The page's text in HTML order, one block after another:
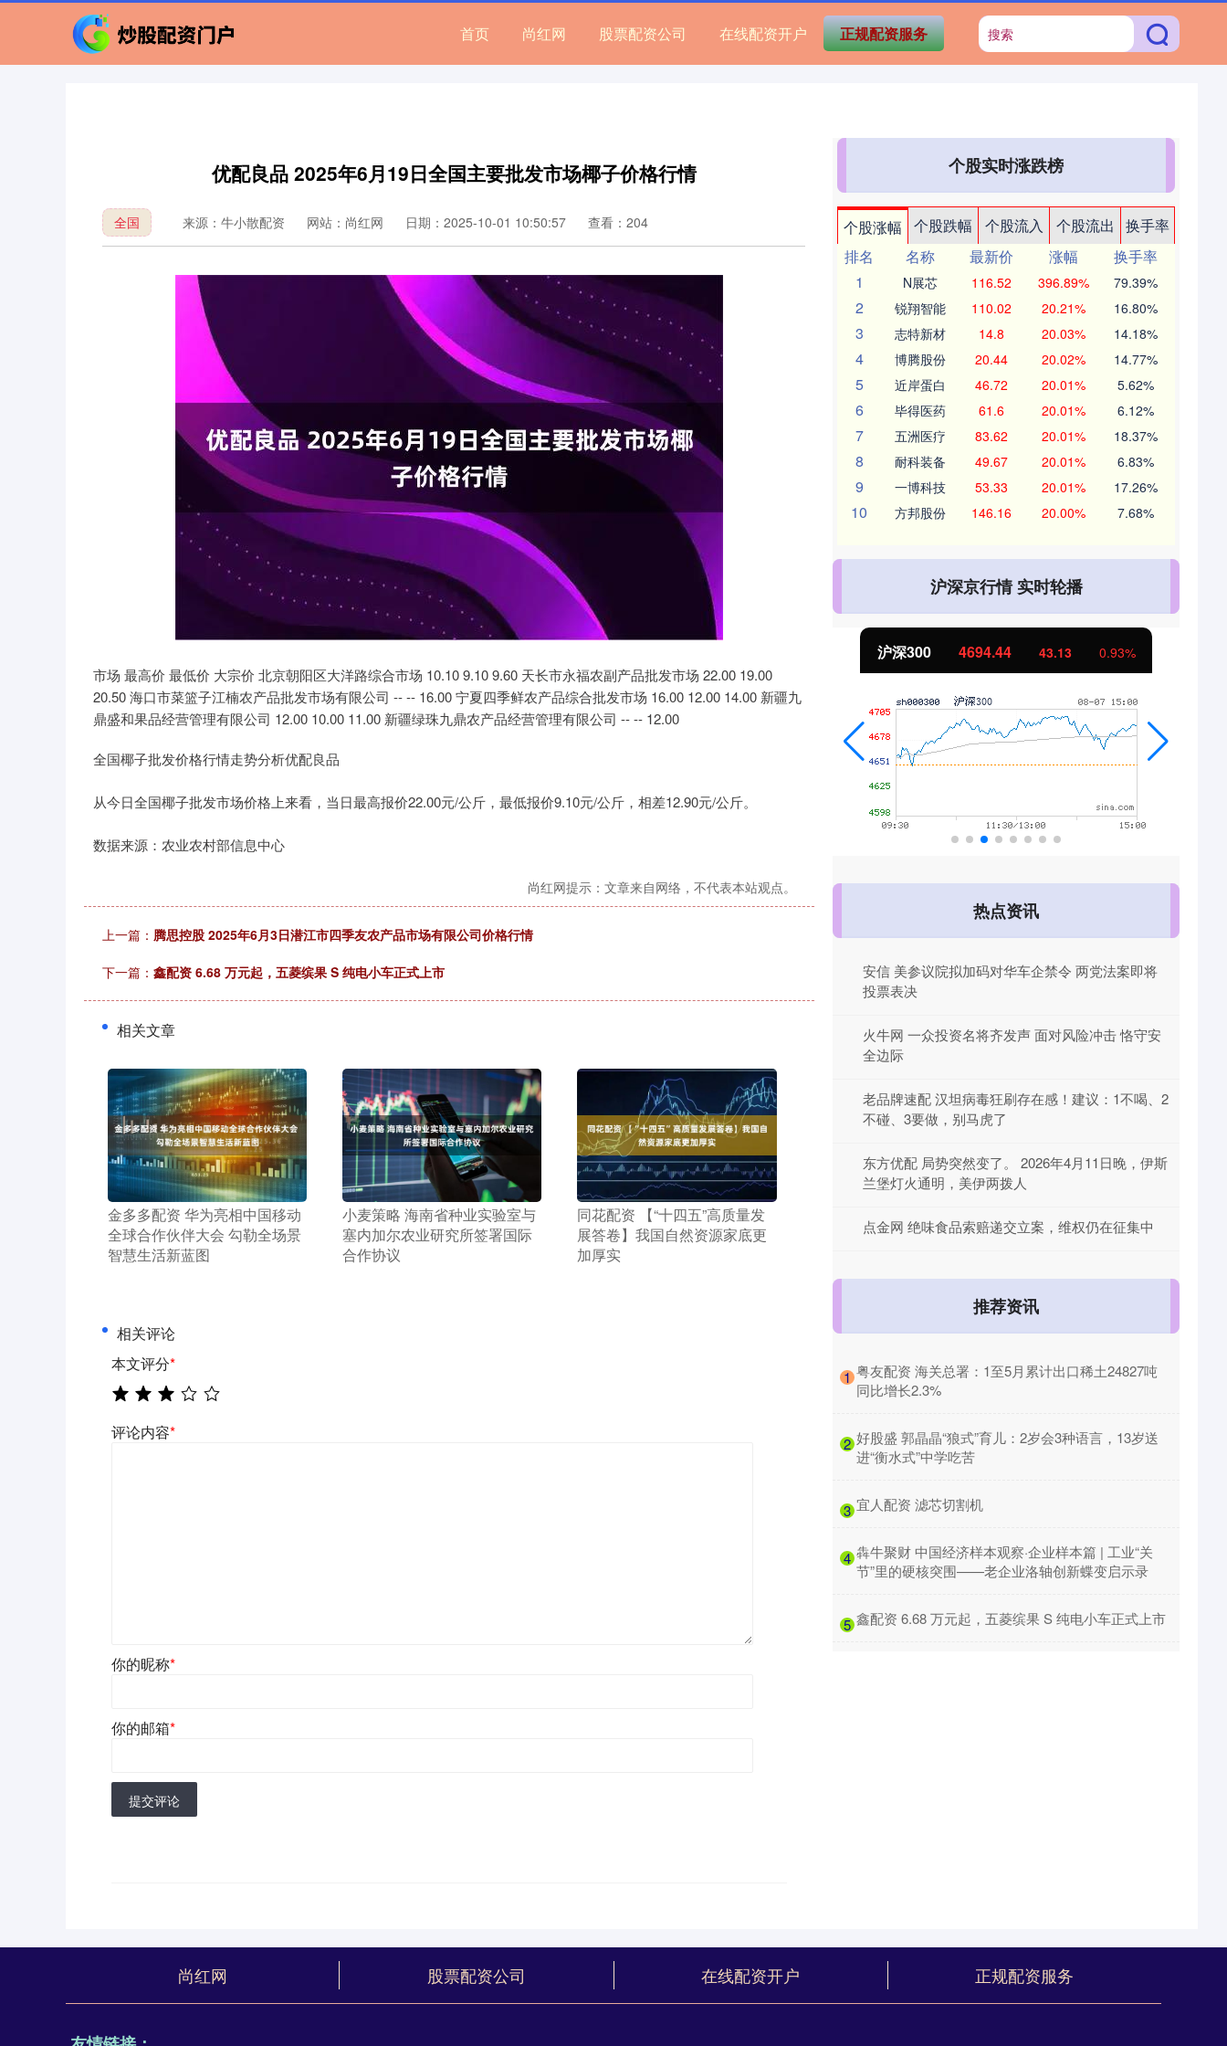
首页 尚红网 股票配资公司 在线配资开户 正规配资服务
优配良品 2025年6月19日全国主要批发市场椰子价格行情
全国 来源：牛小散配资 网站：尚红网 日期：2025-10-01 10:50:57 查看：204
市场 最高价 最低价 大宗价 北京朝阳区大洋路综合市场 10.10 9.10 9.60 天长市永福农副产品批发市场 22.00 19.00
20.50 海口市菜篮子江楠农产品批发市场有限公司 -- -- 16.00 宁夏四季鲜农产品综合批发市场 16.00 12.00 14.00 新疆九
鼎盛和果品经营管理有限公司 12.00 10.00 11.00 新疆绿珠九鼎农产品经营管理有限公司 -- -- 12.00
全国椰子批发价格行情走势分析优配良品
从今日全国椰子批发市场价格上来看，当日最高报价22.00元/公斤，最低报价9.10元/公斤，相差12.90元/公斤。
数据来源：农业农村部信息中心
尚红网提示：文章来自网络，不代表本站观点。
上一篇： 腾思控股 2025年6月3日潜江市四季友农产品市场有限公司价格行情
下一篇： 鑫配资 6.68 万元起，五菱缤果 S 纯电小车正式上市
相关文章
​金多多配资 华为亮相中国移动
全球合作伙伴大会 勾勒全场景
智慧生活新蓝图
​小麦策略 海南省种业实验室与
塞内加尔农业研究所签署国际
合作协议
​同花配资 【“十四五”高质量发
展答卷】我国自然资源家底更
加厚实
相关评论
本文评分*
评论内容*
你的昵称*
你的邮箱*
提交评论
个股实时涨跌榜
个股涨幅 个股跌幅 个股流入 个股流出
换手率
排名
名称 最新价 涨幅
换手率
1
N展芯 116.52 396.89% 79.39%
2 锐翔智能 110.02 20.21% 16.80%
3 志特新材 14.8 20.03% 14.18%
4 博腾股份 20.44 20.02% 14.77%
5 近岸蛋白 46.72 20.01% 5.62%
6 毕得医药 61.6 20.01% 6.12%
7 五洲医疗 83.62 20.01% 18.37%
8 耐科装备 49.67 20.01% 6.83%
9 一博科技 53.33 20.01% 17.26%
10 方邦股份 146.16 20.00% 7.68%
沪深京行情 实时轮播
北证50 1134.24 11.37 1.01%
热点资讯
安信 美参议院拟加码对华车企禁令 两党法案即将
投票表决
火牛网 一众投资名将齐发声 面对风险冲击 恪守安
全边际
老品牌速配 汉坦病毒狂刷存在感！建议：1不喝、2
不碰、3要做，别马虎了
东方优配 局势突然变了。 2026年4月11日晚，伊斯
兰堡灯火通明，美伊两拨人
点金网 绝味食品索赔递交立案，维权仍在征集中
推荐资讯
1 ​粤友配资 海关总署：1至5月累计出口稀土24827吨
同比增长2.3%
2 ​好股盛 郭晶晶“狼式”育儿：2岁会3种语言，13岁送
进“衡水式”中学吃苦
3 ​宜人配资 滤芯切割机
4 ​犇牛聚财 中国经济样本观察·企业样本篇 | 工业“关
节”里的硬核突围——老企业洛轴创新蝶变启示录
5 ​鑫配资 6.68 万元起，五菱缤果 S 纯电小车正式上市
尚红网 股票配资公司 在线配资开户 正规配资服务